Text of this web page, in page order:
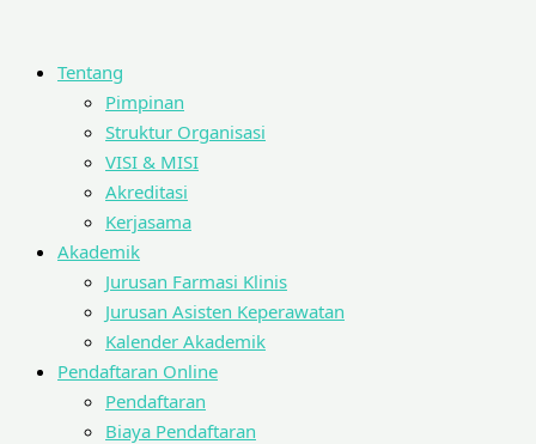
Tentang
Pimpinan
Struktur Organisasi
VISI & MISI
Akreditasi
Kerjasama
Akademik
Jurusan Farmasi Klinis
Jurusan Asisten Keperawatan
Kalender Akademik
Pendaftaran Online
Pendaftaran
Biaya Pendaftaran